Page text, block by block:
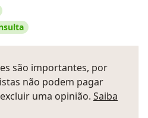
são importantes, por
não podem pagar
uma opinião. Saiba